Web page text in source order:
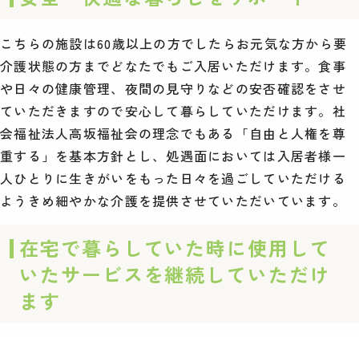
こちらの施設は60歳以上の方でしたらお元気な方から要
介護状態の方までどなたでもご入居いただけます。食事
や日々の健康管理、夜間の見守りなどの安否確認をさせ
ていただきますので安心して暮らしていただけます。社
会福祉法人高坂福祉会の理念でもある「自由と人権を尊
重する」を基本方針とし、処遇面においては入居者様一
人ひとりに生きがいをもった日々を過ごしていただける
ようきめ細やかな介護を提供させていただいています。
在宅で暮らしていた時に使用して
いたサービスを継続していただけ
ます